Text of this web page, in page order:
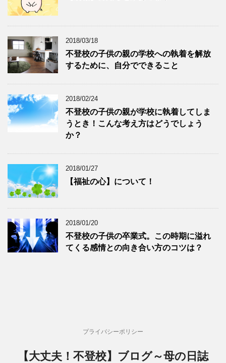
2018/03/18
不登校の子供の親の学校への執着を解放
するために、自分でできること
2018/02/24
不登校の子供の親が学校に執着してしま
うとき！こんな考え方はどうでしょう
か？
2018/01/27
【福祉の心】について！
2018/01/20
不登校の子供の卒業式。この時期に溢れ
てくる感情との向き合い方のコツは？
プライバシーポリシー
【大丈夫！不登校】ブログ～母の日誌